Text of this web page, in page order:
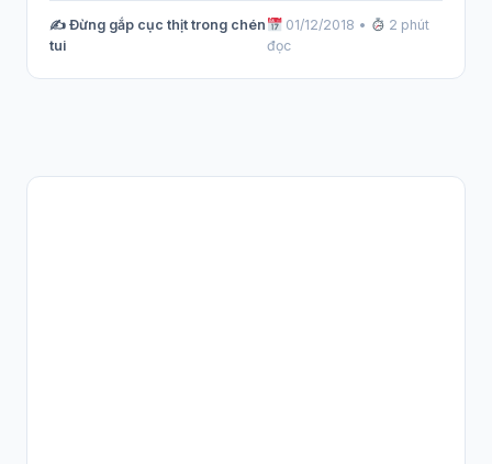
✍️ Đừng gắp cục thịt trong chén
tui
01/12/2018 •
2 phút
đọc